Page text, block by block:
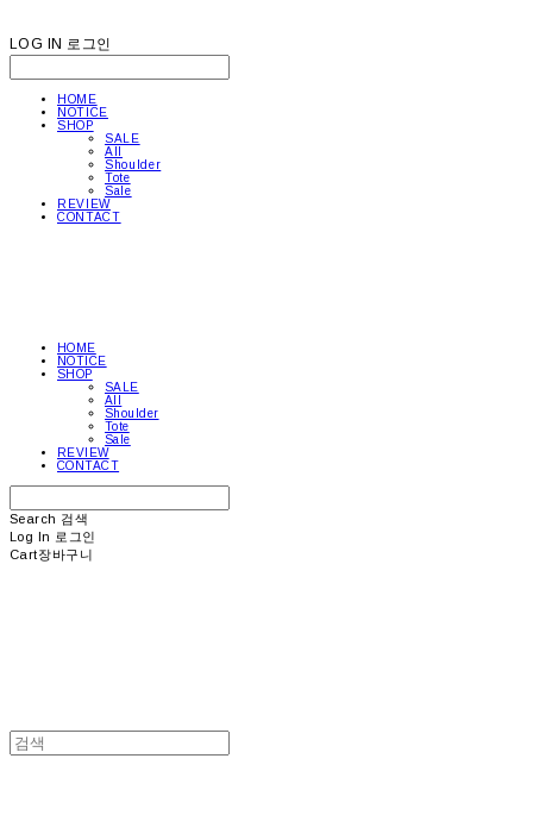
LOG IN 로그인
HOME
NOTICE
SHOP
SALE
All
Shoulder
Tote
Sale
REVIEW
CONTACT
HOME
NOTICE
SHOP
SALE
All
Shoulder
Tote
Sale
REVIEW
CONTACT
Search 검색
Log In 로그인
Cart장바구니